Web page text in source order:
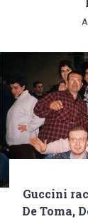
Guccini
De Toma,